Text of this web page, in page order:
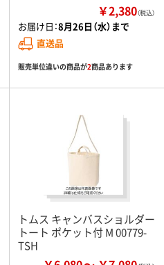
￥2,380（税込）
お届け日：8月26日（水）まで
直送品
販売単位違いの商品が2商品あります
トムス キャンバスショルダー
トート ポケット付 M 00779-
TSH